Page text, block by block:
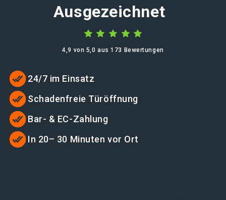
Ausgezeichnet
4,9 von 5,0 aus 173 Bewertungen
24/7 im Einsatz
Schadenfreie Türöffnung
Bar- & EC-Zahlung
In 20– 30 Minuten vor Ort